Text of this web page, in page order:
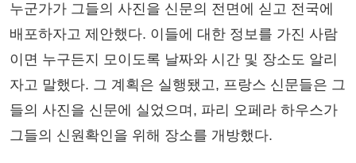
누군가가 그들의 사진을 신문의 전면에 싣고 전국에
배포하자고 제안했다. 이들에 대한 정보를 가진 사람
이면 누구든지 모이도록 날짜와 시간 및 장소도 알리
자고 말했다. 그 계획은 실행됐고, 프랑스 신문들은 그
들의 사진을 신문에 실었으며, 파리 오페라 하우스가
그들의 신원확인을 위해 장소를 개방했다.